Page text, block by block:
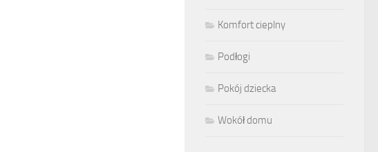
Komfort cieplny
Podłogi
Pokój dziecka
Wokół domu